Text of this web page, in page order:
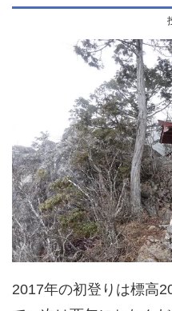
2017年の初登りは標高